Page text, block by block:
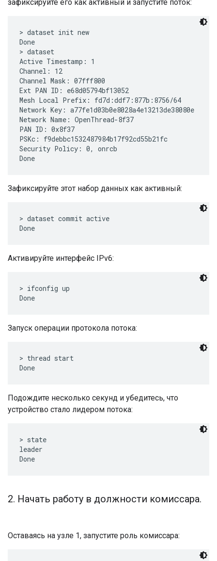
зафиксируйте его как активный и запустите поток:
> dataset init new
Done
> dataset
Active Timestamp: 1
Channel: 12
Channel Mask: 07fff800
Ext PAN ID: e68d05794bf13052
Mesh Local Prefix: fd7d:ddf7:877b:8756/64
Network Key: a77fe1d03b0e8028a4e13213de38080e
Network Name: OpenThread-8f37
PAN ID: 0x8f37
PSKc: f9debbc1532487984b17f92cd55b21fc
Security Policy: 0, onrcb
Зафиксируйте этот набор данных как активный:
> dataset commit active
Активируйте интерфейс IPv6:
> ifconfig up
Запуск операции протокола потока:
> thread start
Подождите несколько секунд и убедитесь, что
устройство стало лидером потока:
> state
leader
2. Начать работу в должности комиссара.
Оставаясь на узле 1, запустите роль комиссара: